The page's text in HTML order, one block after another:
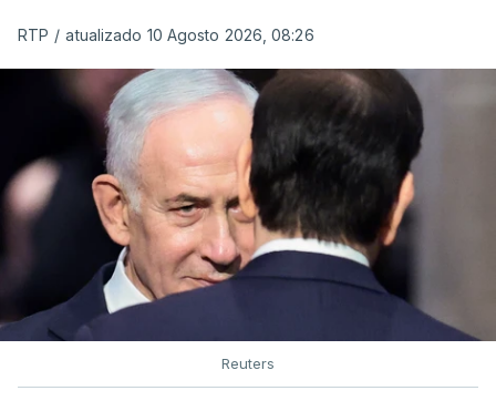
ERRO100
ERROR ON HTML5 MEDIA ELEMENT
ESTE CONTEÚDO ESTÁ NESTE
MOMENTO INDISPONÍVEL
Ao mesmo tempo é também divulgada a realização
de um encontro entre o presidente Masoud
RTP / atualizado 10 Agosto 2026, 08:26
Reuters